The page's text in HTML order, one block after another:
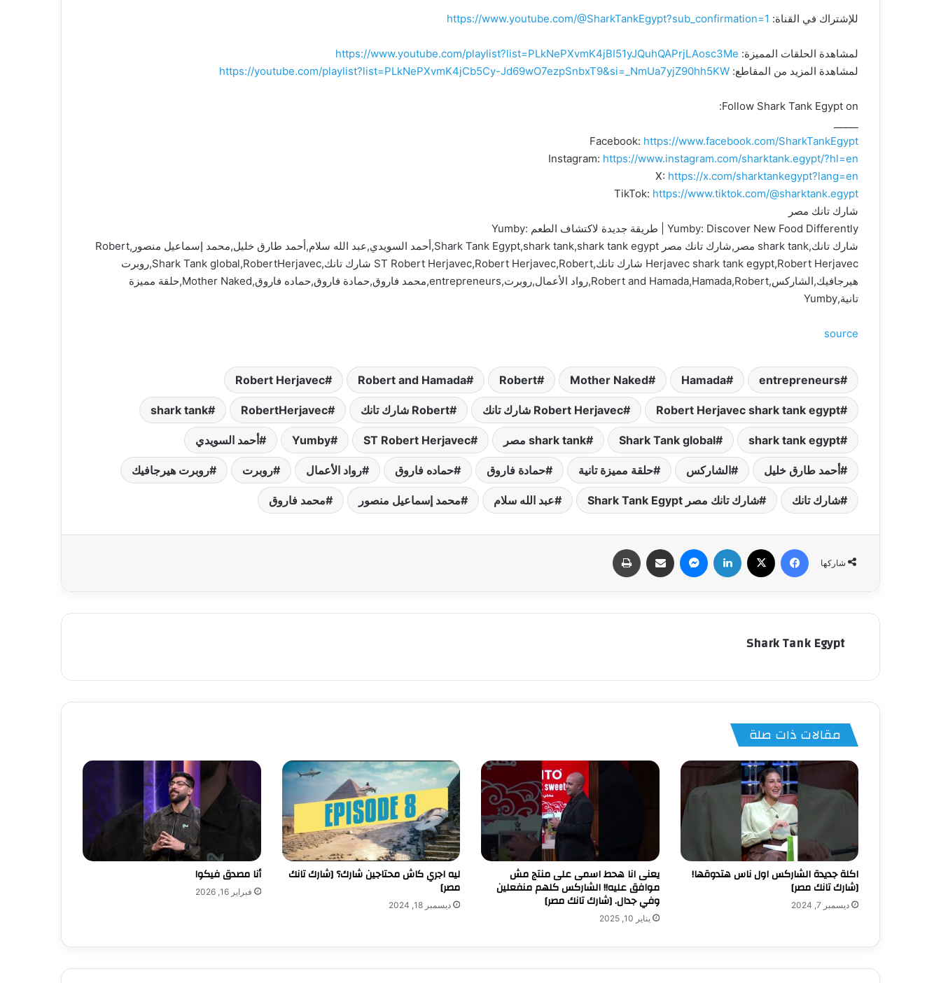
للإشتراك في القناة: https://www.youtube.com/@SharkTankEgypt?sub_confirmation=1
لمشاهدة الحلقات المميزة: https://www.youtube.com/playlist?list=PLkNePXvmK4jBI51yJQuhQAPrjLAosc3Me
لمشاهدة المزيد من المقاطع: https://youtube.com/playlist?list=PLkNePXvmK4jCb5Cy-Jd69wO7ezpSnbxT9&si=_NmUa7yjZ90hh5KW
Follow Shark Tank Egypt on:
Facebook: https://www.facebook.com/SharkTankEgypt
Instagram: https://www.instagram.com/sharktank.egypt/?hl=en
X: https://x.com/sharktankegypt?lang=en
TikTok: https://www.tiktok.com/@sharktank.egypt
شارك تانك مصر
Yumby: Discover New Food Differently | طريقة جديدة لاكتشاف الطعم :Yumby
شارك تانك,shark tank مصر,شارك تانك مصر Shark Tank Egypt,shark tank,shark tank egypt,أحمد السويدي,عبد الله سلام,أحمد طارق خليل,محمد إسماعيل منصور,Robert
Herjavec shark tank egypt,Robert Herjavec شارك تانك,ST Robert Herjavec,Robert Herjavec,Robert شارك تانك,Shark Tank global,RobertHerjavec,روبرت
هيرجافيك,الشاركس,Robert and Hamada,Hamada,Robert,رواد الأعمال,روبرت,entrepreneurs,محمد فاروق,حمادة فاروق,حماده فاروق,Mother Naked,حلقة مميزة
تانية,Yumby
source
entrepreneurs
Hamada
Mother Naked
Robert
Robert and Hamada
Robert Herjavec
Robert Herjavec shark tank egypt Robert Herjavec شارك تانك Robert شارك تانك RobertHerjavec
shark tank
shark tank egypt
Shark Tank global shark tank مصر ST Robert Herjavec
Yumby أحمد السويدي
أحمد طارق خليل الشاركس حلقة مميزة تانية حمادة فاروق حماده فاروق رواد الأعمال روبرت روبرت هيرجافيك
شارك تانك شارك تانك مصر Shark Tank Egypt عبد الله سلام محمد إسماعيل منصور محمد فاروق
شاركها
فيسبوك لينكدإن ماسنجر مشاركة عبر البريد
Shark Tank Egypt
مقالات ذات صلة
اكلة جديدة الشاركس اول ناس هتدوقها!
[شارك تانك مصر]
ديسمبر 7, 2024
يعنى انا هحط اسمى على منتج مش
موافق عليه!! الشاركس كلهم منفعلين
وفي جدال. [شارك تانك مصر]
يناير 10, 2025
ليه اجري كاش محتاجين شارك؟ [شارك تانك
مصر]
ديسمبر 18, 2024
أنا مصدق فيكوا
فبراير 16, 2026